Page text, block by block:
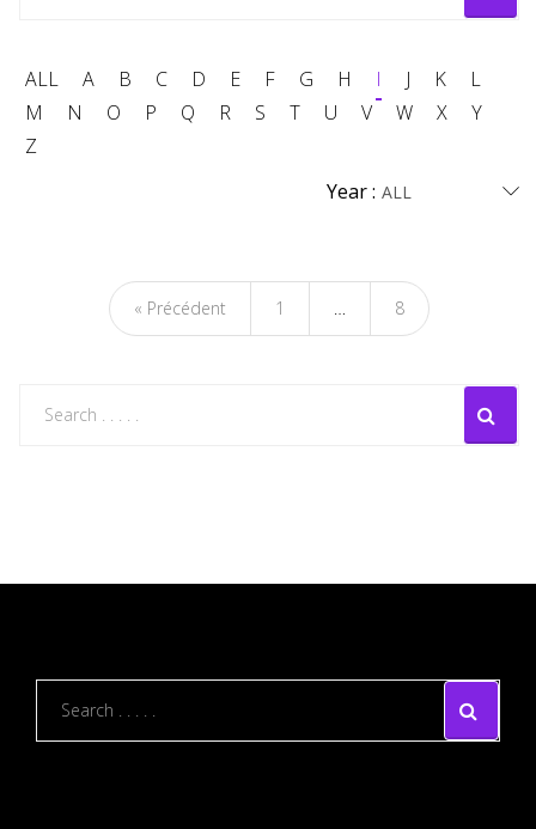
ALL A B C D E F G H I J K
L
M
N O P Q R S T U V W X
Y
Z
Year :
« Précédent 1 8